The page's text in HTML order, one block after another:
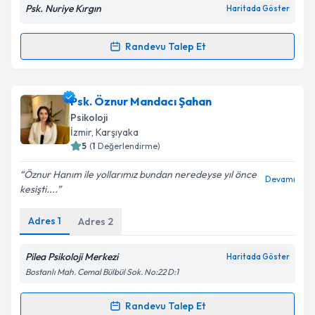
Kişisel verilerimin işlenmesine ilişkinAydınlatma
Takvim Talebini Gönder
Psk. Nuriye Kırgın Haritada Göster
Randevu Talep Et
Randevu Takvimi Talebi
Psk. Nuriye Kırgıniçin randevu takvimi talebi
oluşturun. Size bu uzmandan randevu almanız için bir
takvim hazırlandığında e-posta ile bilgilendireceğiz.
Kişisel verilerimin işlenmesine ilişkin
Metni'ni okudum ve kişisel verilerimin belirtilen
kapsamda işlenmesini kabul ediyorum.
Takvim Talebini Gönder
Psk. Öznur Mandacı Şahan
Psikoloji
İzmir, Karşıyaka
5 (1 Değerlendirme)
Öznur Hanım ile yollarımız bundan neredeyse yıl önce
kesişti....
Devamı
Adres 1 Adres 2
Pilea Psikoloji Merkezi Haritada Göster
Bostanlı Mah. Cemal Bülbül Sok. No:22 D:1
Randevu Talep Et